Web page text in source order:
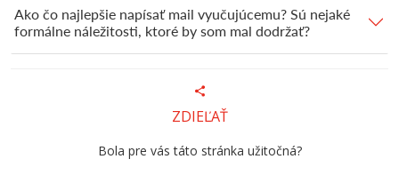
Ako čo najlepšie napísať mail vyučujúcemu? Sú nejaké
formálne náležitosti, ktoré by som mal dodržať?
ZDIEĽAŤ
Bola pre vás táto stránka užitočná?